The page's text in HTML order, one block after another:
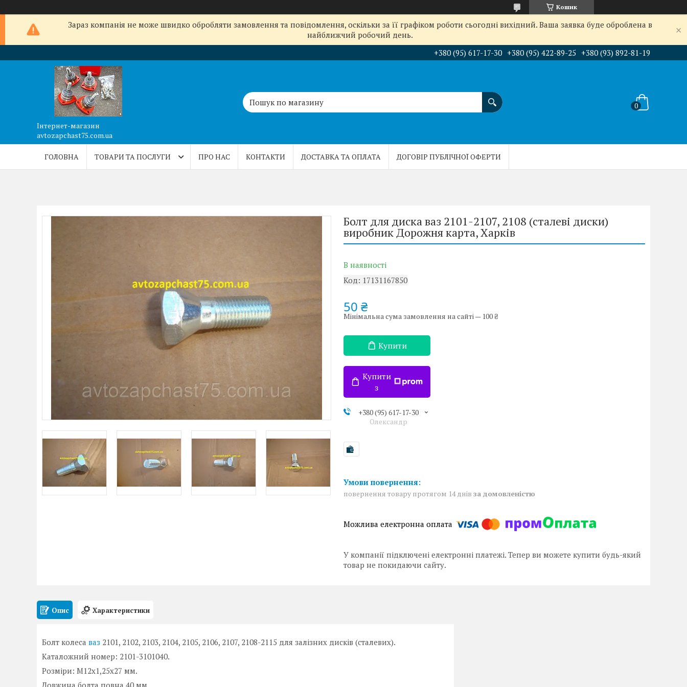
Кошик
Зараз компанія не може швидко обробляти замовлення та повідомлення, оскільки за її графіком роботи сьогодні вихідний. Ваша заявка буде оброблена в
найближчий робочий день.
+380 (95) 617-17-30 +380 (95) 422-89-25 +380 (93) 892-81-19
Інтернет-магазин
avtozapchast75.com.ua
ГОЛОВНА ТОВАРИ ТА ПОСЛУГИ ПРО НАС КОНТАКТИ ДОСТАВКА ТА ОПЛАТА ДОГОВІР ПУБЛІЧНОЇ ОФЕРТИ
Болт для диска ваз 2101-2107, 2108 (сталеві диски)
виробник Дорожня карта, Харків
В наявності
Код: 17131167850
50 ₴
Мінімальна сума замовлення на сайті — 100 ₴
Купити
Купити
з
+380 (95) 617-17-30
Олександр
повернення товару протягом 14 днів за домовленістю
У компанії підключені електронні платежі. Тепер ви можете купити будь-який
товар не покидаючи сайту.
Опис Характеристики
Болт колеса ваз 2101, 2102, 2103, 2104, 2105, 2106, 2107, 2108-2115 для залізних дисків (сталевих).
Каталожний номер: 2101-3101040.
Розміри: М12х1,25х27 мм.
Довжина болта повна 40 мм.